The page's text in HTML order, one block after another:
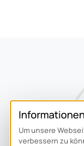
Um unsere
verbessern zu